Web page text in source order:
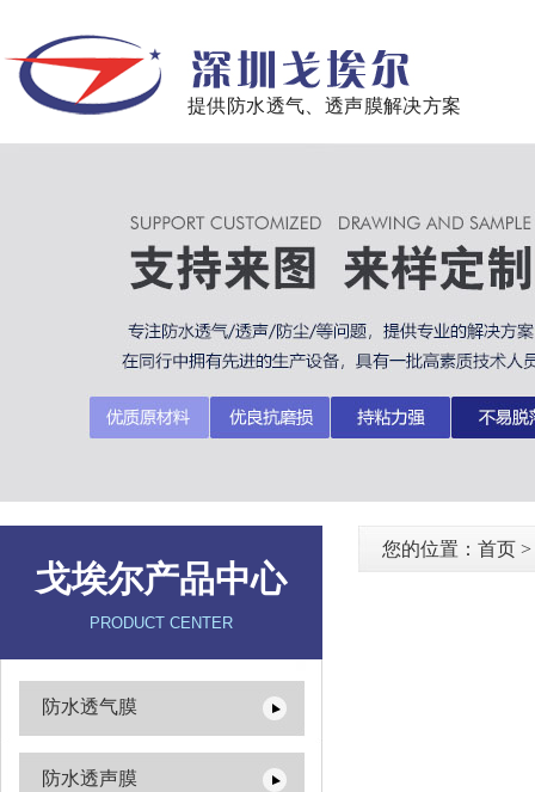
提供防水透气、透声膜解决方案
戈埃尔产品中心
PRODUCT CENTER
防水透气膜
防水透声膜
您的位置： 首页 >